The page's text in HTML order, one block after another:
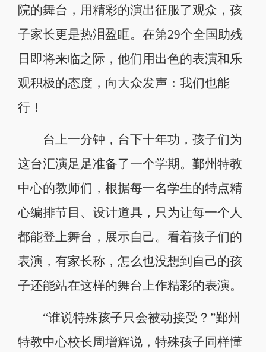
院的舞台，用精彩的演出征服了观众，孩
子家长更是热泪盈眶。在第29个全国助残
日即将来临之际，他们用出色的表演和乐
观积极的态度，向大众发声：我们也能
行！
台上一分钟，台下十年功，孩子们为
这台汇演足足准备了一个学期。鄞州特教
中心的教师们，根据每一名学生的特点精
心编排节目、设计道具，只为让每一个人
都能登上舞台，展示自己。看着孩子们的
表演，有家长称，怎么也没想到自己的孩
子还能站在这样的舞台上作精彩的表演。
“谁说特殊孩子只会被动接受？”鄞州
特教中心校长周增辉说，特殊孩子同样懂